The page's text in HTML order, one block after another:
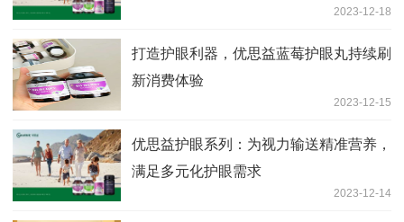
2023-12-18
打造护眼利器，优思益蓝莓护眼丸持续刷
新消费体验
2023-12-15
优思益护眼系列：为视力输送精准营养，
满足多元化护眼需求
2023-12-14